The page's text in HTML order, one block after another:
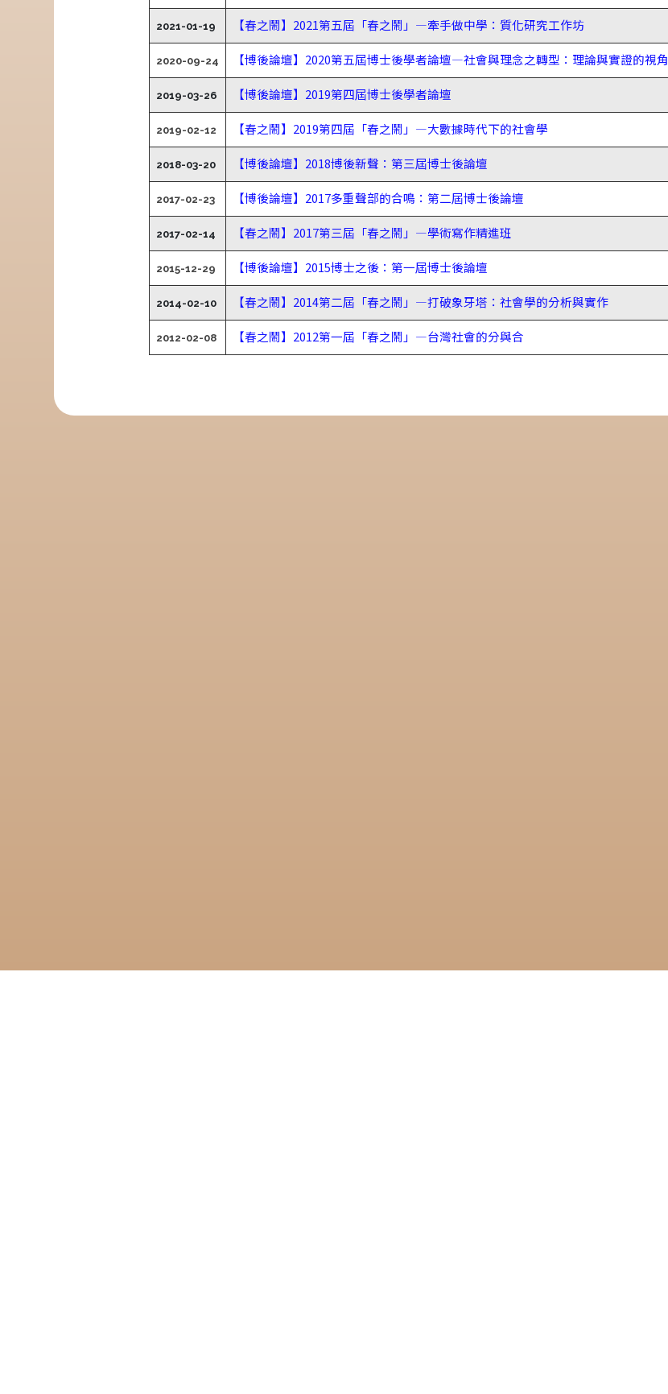
2021-01-19 【春之鬧】2021第五屆「春之鬧」—牽手做中學：質化研究工作坊
2020-09-24 【博後論壇】2020第五屆博士後學者論壇—社會與理念之轉型：理論與實證的視角
2019-03-26 【博後論壇】2019第四屆博士後學者論壇
2019-02-12 【春之鬧】2019第四屆「春之鬧」—大數據時代下的社會學
2018-03-20 【博後論壇】2018博後新聲：第三屆博士後論壇
2017-02-23 【博後論壇】2017多重聲部的合鳴：第二屆博士後論壇
2017-02-14 【春之鬧】2017第三屆「春之鬧」—學術寫作精進班
2015-12-29 【博後論壇】2015博士之後：第一屆博士後論壇
2014-02-10 【春之鬧】2014第二屆「春之鬧」—打破象牙塔：社會學的分析與實作
2012-02-08 【春之鬧】2012第一屆「春之鬧」—台灣社會的分與合